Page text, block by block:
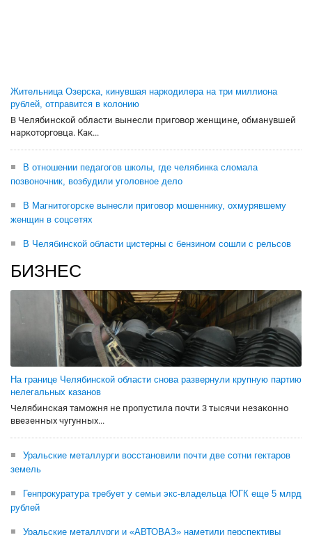
Жительница Озерска, кинувшая наркодилера на три миллиона
рублей, отправится в колонию
В Челябинской области вынесли приговор женщине, обманувшей
наркоторговца. Как...
В отношении педагогов школы, где челябинка сломала
позвоночник, возбудили уголовное дело
В Магнитогорске вынесли приговор мошеннику, охмурявшему
женщин в соцсетях
В Челябинской области цистерны с бензином сошли с рельсов
БИЗНЕС
На границе Челябинской области снова развернули крупную партию
нелегальных казанов
Челябинская таможня не пропустила почти 3 тысячи незаконно
ввезенных чугунных...
Уральские металлурги восстановили почти две сотни гектаров
земель
Генпрокуратура требует у семьи экс-владельца ЮГК еще 5 млрд
рублей
Уральские металлурги и «АВТОВАЗ» наметили перспективы